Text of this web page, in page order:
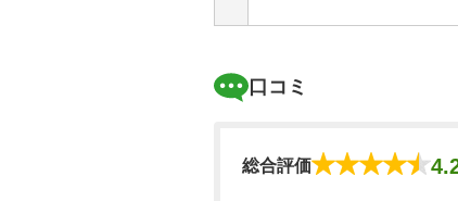
口コミ
総合評価